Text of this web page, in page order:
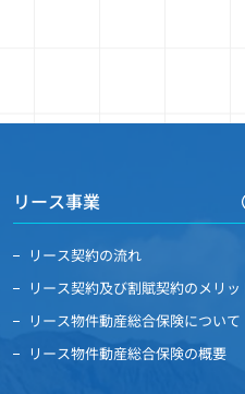
リース事業
リース契約の流れ
リース契約及び割賦契約のメリッ
リース物件動産総合保険について
リース物件動産総合保険の概要